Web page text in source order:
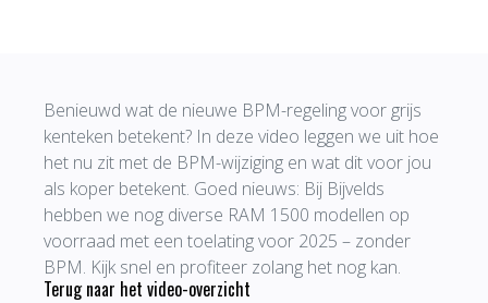
Benieuwd wat de nieuwe BPM-regeling voor grijs
kenteken betekent? In deze video leggen we uit hoe
het nu zit met de BPM-wijziging en wat dit voor jou
als koper betekent. Goed nieuws: Bij Bijvelds
hebben we nog diverse RAM 1500 modellen op
voorraad met een toelating voor 2025 – zonder
BPM. Kijk snel en profiteer zolang het nog kan.
Terug naar het video-overzicht